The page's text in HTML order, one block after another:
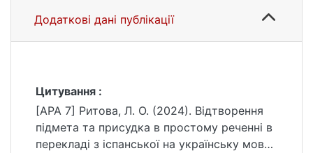
Додаткові дані публікації
Цитування :
[APA 7] Ритова, Л. О. (2024). Відтворення
підмета та присудка в простому реченні в
перекладі з іспанської на українську мову